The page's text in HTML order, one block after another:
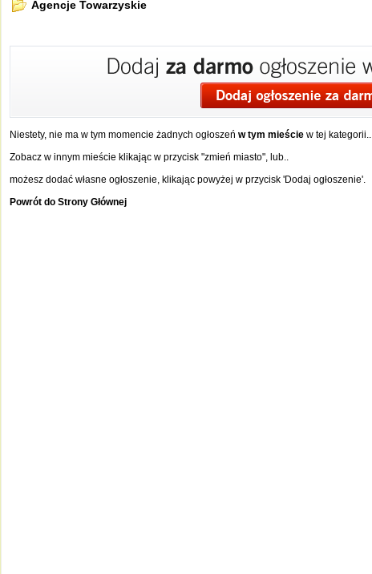
Agencje Towarzyskie
Niestety, nie ma w tym momencie żadnych ogłoszeń w tym mieście w tej kategorii..
Zobacz w innym mieście klikając w przycisk "zmień miasto", lub..
możesz dodać własne ogłoszenie, klikając powyżej w przycisk 'Dodaj ogłoszenie'.
Powrót do Strony Głównej